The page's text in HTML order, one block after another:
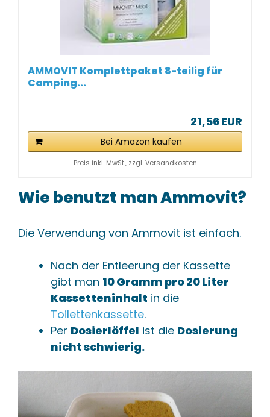
AMMOVIT Komplettpaket 8-teilig für
Camping...
21,56 EUR
Bei Amazon kaufen
Preis inkl. MwSt., zzgl. Versandkosten
Wie benutzt man Ammovit?
Die Verwendung von Ammovit ist einfach.
Nach der Entleerung der Kassette
gibt man 10 Gramm pro 20 Liter
Kassetteninhalt in die
Toilettenkassette.
Per Dosierlöffel ist die Dosierung
nicht schwierig.